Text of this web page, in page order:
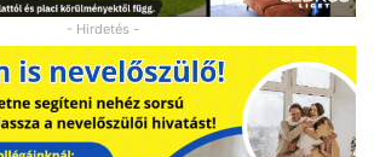
- Hirdetés -